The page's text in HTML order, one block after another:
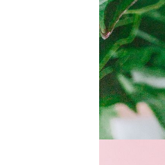
よくあ
Q. 毎
いいえ